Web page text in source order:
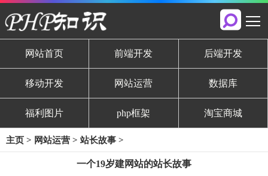
网站首页 前端开发 后端开发
移动开发 网站运营 数据库
福利图片 php框架 淘宝商城
主页 > 网站运营 > 站长故事 >
一个19岁建网站的站长故事